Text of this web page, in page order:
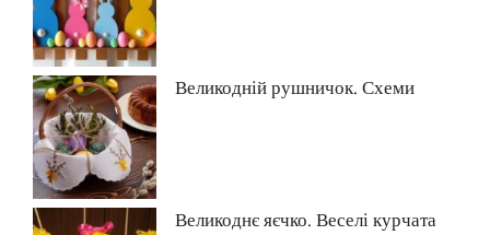
Великодній рушничок. Схеми
Великоднє яєчко. Веселі курчата